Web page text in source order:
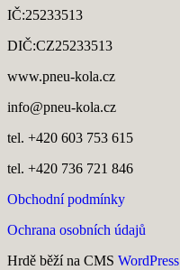
IČ:25233513
DIČ:CZ25233513
www.pneu-kola.cz
info@pneu-kola.cz
tel. +420 603 753 615
tel. +420 736 721 846
Obchodní podmínky
Ochrana osobních údajů
Hrdě běží na CMS WordPress